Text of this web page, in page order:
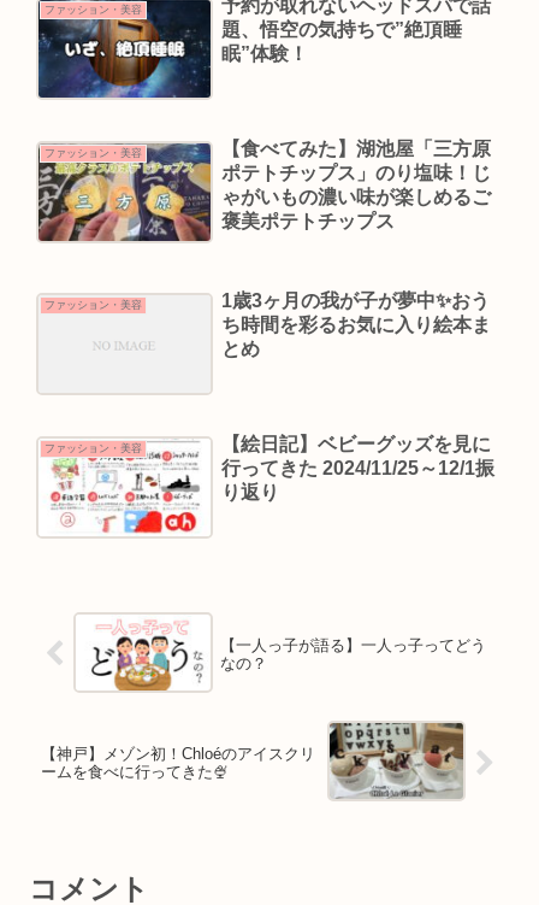
ファッション・美容
予約が取れないヘッドスパで話
題、悟空の気持ちで”絶頂睡
眠”体験！
ファッション・美容
【食べてみた】湖池屋「三方原
ポテトチップス」のり塩味！じ
ゃがいもの濃い味が楽しめるご
褒美ポテトチップス
ファッション・美容
1歳3ヶ月の我が子が夢中✨️おう
ち時間を彩るお気に入り絵本ま
とめ
ファッション・美容
【絵日記】ベビーグッズを見に
行ってきた 2024/11/25～12/1振
り返り
【一人っ子が語る】一人っ子ってどう
なの？
【神戸】メゾン初！Chloéのアイスクリ
ームを食べに行ってきた🍨
コメント